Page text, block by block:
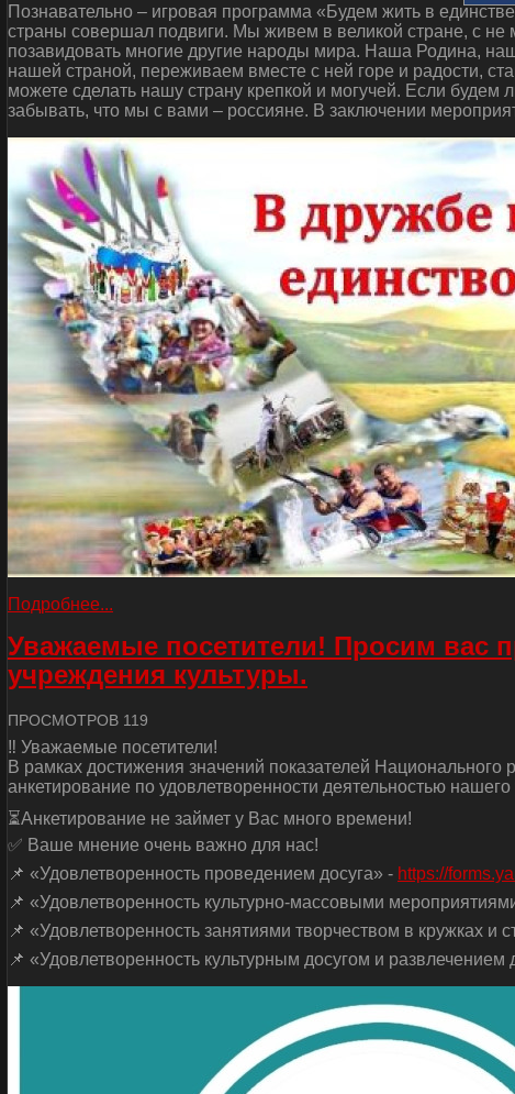
Познавательно – игровая программа «Будем жить в
страны совершал подвиги. Мы живем в великой стране, с
позавидовать многие другие народы мира. Наша Родина,
нашей страной, переживаем вместе с ней горе и радости,
можете сделать нашу страну крепкой и могучей. Если будем
забывать, что мы с вами – россияне. В заключении
Подробнее...
Уважаемые посетители! Просим вас
учреждения культуры.
ПРОСМОТРОВ 119
‼ Уважаемые посетители!
В рамках достижения значений показателей
анкетирование по удовлетворенности деятельностью
⏳Анкетирование не займет у Вас много времени!
✅ Ваше мнение очень важно для нас!
📌 «Удовлетворенность проведением досуга» - https://
📌 «Удовлетворенность культурно-массовыми
📌 «Удовлетворенность занятиями творчеством в кружках и
📌 «Удовлетворенность культурным досугом и развлечением